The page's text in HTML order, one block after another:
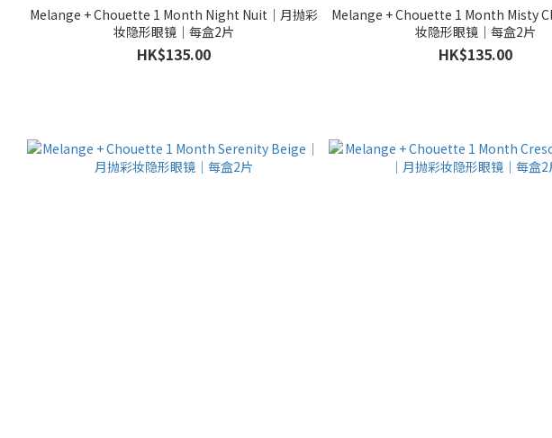
Melange + Chouette 1 Month Night Nuit｜月抛彩
妆隐形眼镜｜每盒2片
HK$135.00
Melange + Chouette 1 Month Misty
妆隐形眼镜｜每盒2片
HK$135.00